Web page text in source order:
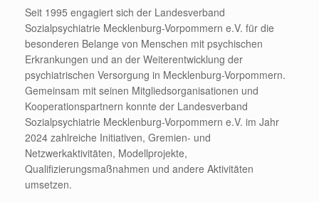
Seit 1995 engagiert sich der Landesverband
Sozialpsychiatrie Mecklenburg-Vorpommern e.V. für die
besonderen Belange von Menschen mit psychischen
Erkrankungen und an der Weiterentwicklung der
psychiatrischen Versorgung in Mecklenburg-Vorpommern.
Gemeinsam mit seinen Mitgliedsorganisationen und
Kooperationspartnern konnte der Landesverband
Sozialpsychiatrie Mecklenburg-Vorpommern e.V. im Jahr
2024 zahlreiche Initiativen, Gremien- und
Netzwerkaktivitäten, Modellprojekte,
Qualifizierungsmaßnahmen und andere Aktivitäten
umsetzen.